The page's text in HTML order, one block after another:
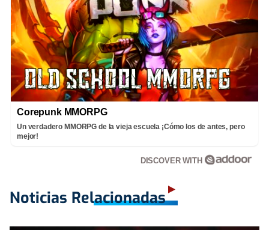
Corepunk MMORPG
Un verdadero MMORPG de la vieja escuela ¡Cómo los de antes, pero
mejor!
DISCOVER WITH
Noticias Relacionadas